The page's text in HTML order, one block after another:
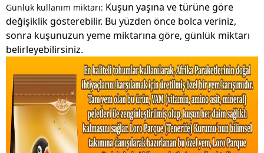
Günlük kullanım miktarı: Kuşun yaşına ve türüne göre
değişiklik gösterebilir. Bu yüzden önce bolca veriniz,
sonra kuşunuzun yeme miktarına göre, günlük miktarı
belirleyebilirsiniz.